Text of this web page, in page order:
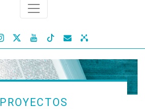
  
PROYECTOS